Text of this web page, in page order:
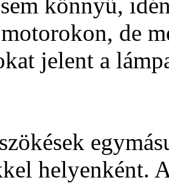
de
jelent a
helyenként.